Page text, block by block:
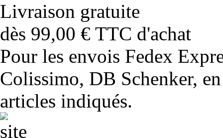
Livraison gratuite
dès 99,00 € TTC d'achat
Pour les envois Fedex
Colissimo, DB Schenker,
articles indiqués.